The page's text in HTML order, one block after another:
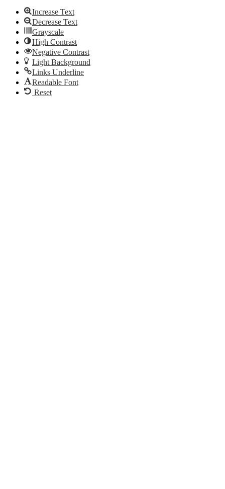
Increase Text
Decrease Text
Grayscale
High Contrast
Negative Contrast
Light Background
Links Underline
Readable Font
Reset